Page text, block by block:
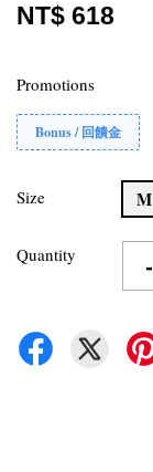
NT$ 618
Promotions
Bonus / 回饋金
Size M
Quantity -